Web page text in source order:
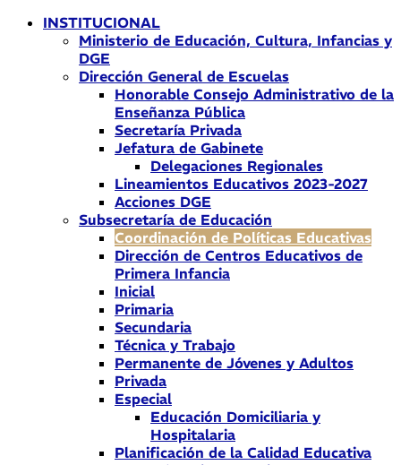
INSTITUCIONAL
Ministerio de Educación, Cultura, Infancias y
DGE
Dirección General de Escuelas
Honorable Consejo Administrativo de la
Enseñanza Pública
Secretaría Privada
Jefatura de Gabinete
Delegaciones Regionales
Lineamientos Educativos 2023-2027
Acciones DGE
Subsecretaría de Educación
Coordinación de Políticas Educativas
Dirección de Centros Educativos de
Primera Infancia
Inicial
Primaria
Secundaria
Técnica y Trabajo
Permanente de Jóvenes y Adultos
Privada
Especial
Educación Domiciliaria y
Hospitalaria
Planificación de la Calidad Educativa